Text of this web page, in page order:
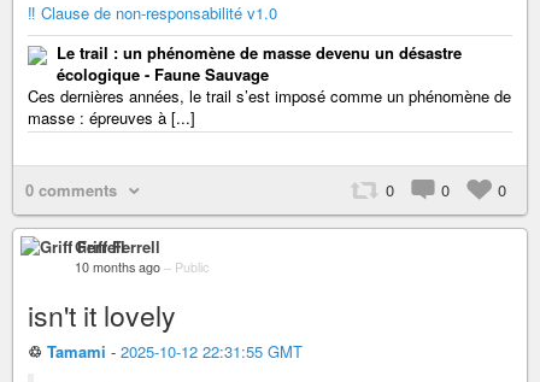
‼️ Clause de non-responsabilité v1.0
Le trail : un phénomène de masse devenu un désastre
écologique - Faune Sauvage
Ces dernières années, le trail s’est imposé comme un phénomène de
masse : épreuves à [...]
0 comments 0 0 0
Griff Ferrell
10 months ago – Public
isn't it lovely
♲ Tamami - 2025-10-12 22:31:55 GMT